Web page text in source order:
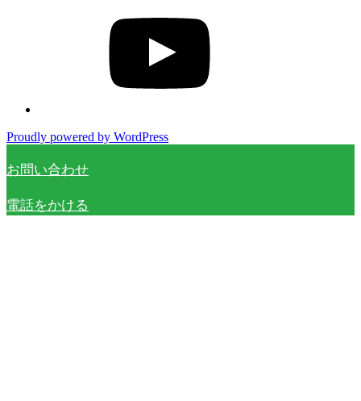
Proudly powered by WordPress
お問い合わせ
電話をかける